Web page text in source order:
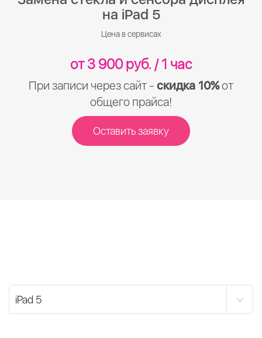
на iPad 5
Цена в сервисах
от 3 900 руб. / 1 час
При записи через сайт - скидка 10%от
общего прайса!
Оставить заявку